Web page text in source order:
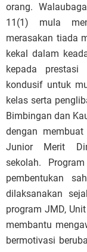
orang.
11(1) mula
merasakan tiada
kekal dalam
kepada
kondusif untuk
kelas serta
Bimbingan dan
dengan
Junior Merit
sekolah.
pembentukan
dilaksanakan
program JMD,
membantu
bermotivasi